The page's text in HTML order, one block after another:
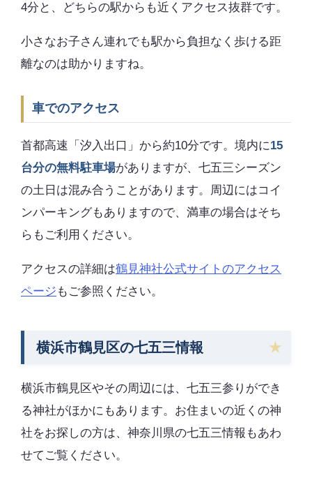
4分と、どちらの駅からも近くアクセス抜群です。
小さなお子さん連れでも駅から負担なく歩ける距
離なのは助かりますね。
車でのアクセス
首都高速「汐入出口」から約10分です。境内に15
台分の無料駐車場がありますが、七五三シーズン
の土日は混み合うことがあります。周辺にはコイ
ンパーキングもありますので、満車の場合はそち
らもご利用ください。
アクセスの詳細は鶴見神社公式サイトのアクセス
ページ もご参照ください。
横浜市鶴見区の七五三情報
横浜市鶴見区やその周辺には、七五三参りができ
る神社がほかにもあります。お住まいの近くの神
社をお探しの方は、神奈川県の七五三情報もあわ
せてご覧ください。